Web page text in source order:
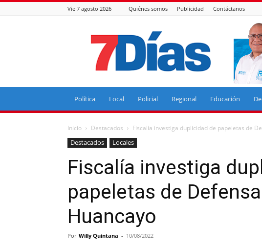
Vie 7 agosto 2026 Quiénes somos Publicidad Contáctanos
7
Días
Política Local Policial Regional Educación
Inicio Destacados Fiscalía investiga duplicidad de papeletas de
Destacados Locales
Fiscalía investiga
papeletas de
Huancayo
Por Willy Quintana - 10/08/2022